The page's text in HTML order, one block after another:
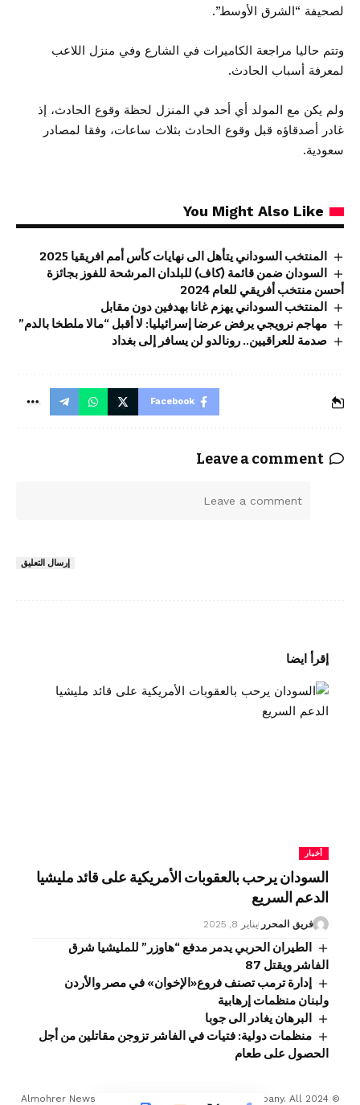
لصحيفة “الشرق الأوسط”.
وتتم حاليا مراجعة الكاميرات في الشارع وفي منزل اللاعب
لمعرفة أسباب الحادث.
ولم يكن مع المولد أي أحد في المنزل لحظة وقوع الحادث، إذ
غادر أصدقاؤه قبل وقوع الحادث بثلاث ساعات، وفقا لمصادر
سعودية.
You Might Also Like
المنتخب السوداني يتأهل الى نهايات كأس أمم افريقيا 2025
السودان ضمن قائمة (كاف) للبلدان المرشحة للفوز بجائزة
أحسن منتخب أفريقي للعام 2024
المنتخب السوداني يهزم غانا بهدفين دون مقابل
مهاجم نرويجي يرفض عرضا إسرائيليا: لا أقبل “مالا ملطخا بالدم”
صدمة للعراقيين.. رونالدو لن يسافر إلى بغداد
Facebook
Leave a comment
إرسال التعليق
إقرأ ايضا
أخبار
السودان يرحب بالعقوبات الأمريكية على قائد مليشيا
الدعم السريع
فريق المحرر يناير 8, 2025
الطيران الحربي يدمر مدفع “هاوزر” للمليشيا شرق
الفاشر ويقتل 87
إدارة ترمب تصنف فروع«الإخوان» في مصر والأردن
ولبنان منظمات إرهابية
البرهان يغادر الى جوبا
منظمات دولية: فتيات في الفاشر تزوجن مقاتلين من أجل
الحصول على طعام
© 2024 Almohrer News. winwin company Developed Company. All